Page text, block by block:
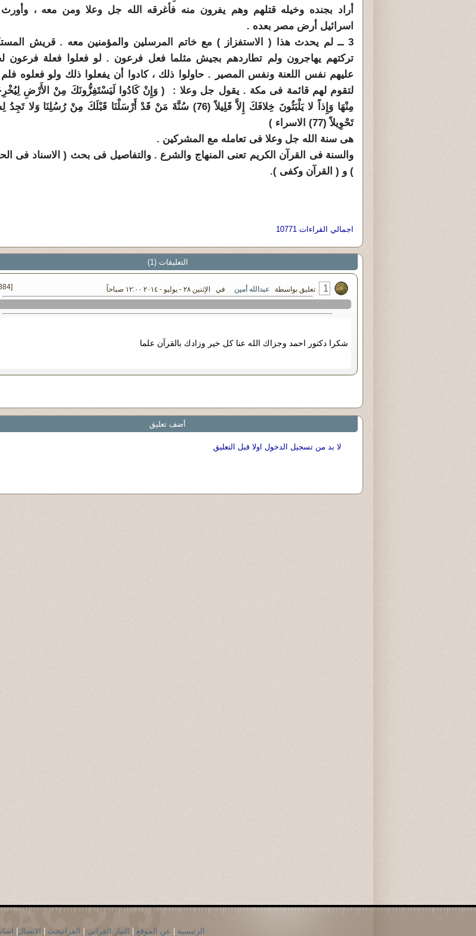
أراد بجنده وخيله قتلهم وهم يفرون منه فأغرقه الله جل وعلا ومن معه ،
اسرائيل أرض مصر بعده .
3 ــ لم يحدث هذا ( الاستفزاز ) مع خاتم المرسلين والمؤمنين معه . قريش
تركتهم يهاجرون ولم تطاردهم بجيش مثلما فعل فرعون . لو فعلوا فعلة فرعون
عليهم نفس اللعنة ونفس المصير . حاولوا ذلك ، كادوا أن يفعلوا ذلك ولو فعلوه
لتقوم لهم قائمة فى مكة . يقول جل وعلا : ( وَإِنْ كَادُوا لَيَسْتَفِزُّونَكَ مِنْ الأَرْضِ
مِنْهَا وَإِذاً لا يَلْبَثُونَ خِلافَكَ إِلاَّ قَلِيلاً (76) سُنَّةَ مَنْ قَدْ أَرْسَلْنَا قَبْلَكَ مِنْ رُسُلِنَا وَلا
تَحْوِيلاً (77) الاسراء )
هى سنة الله جل وعلا فى تعامله مع المشركين .
والسنة فى القرآن الكريم تعنى المنهاج والشرع . والتفاصيل فى بحث ( الاسناد فى
) و ( القرآن وكفى ).
اجمالي القراءات 10771
التعليقات (1)
1 تعليق بواسطة عبدالله أمين في الإثنين ٢٨ - يوليو - ٢٠١٤ ١٢:٠٠ صباحاً [75384]
شكرا دكتور احمد وجزاك الله عنا كل خير وزادك بالقرآن علما
أضف تعليق
لا بد من تسجيل الدخول اولا قبل التعليق
الرئيسية عن الموقع التيار القراني القرانبحث الاتصال